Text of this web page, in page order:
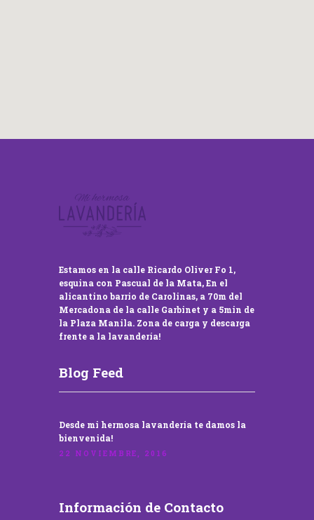
Estamos en la calle Ricardo Oliver Fo 1,
esquina con Pascual de la Mata, En el
alicantino barrio de Carolinas, a 70m del
Mercadona de la calle Garbinet y a 5min de
la Plaza Manila. Zona de carga y descarga
frente a la lavandería!
Blog Feed
Desde mi hermosa lavandería te damos la
bienvenida!
22 NOVIEMBRE, 2016
Información de Contacto